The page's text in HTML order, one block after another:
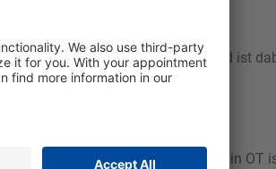
Eiweiß-, Fett und Stärkebelege und ist
Verschmutzungen. Sibin OT